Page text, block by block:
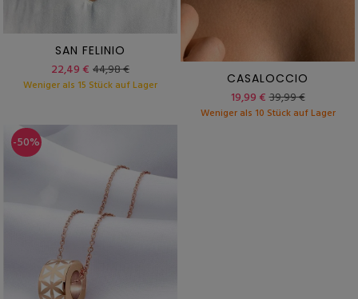
SAN FELINIO
22,49 € 44,98 €
Weniger als 15 Stück auf Lager CASALOCCIO
19,99 €39,99 €
Weniger als 10 Stück auf Lager
-50%